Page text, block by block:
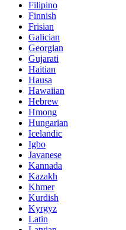
Filipino
Finnish
Frisian
Galician
Georgian
Gujarati
Haitian
Hausa
Hawaiian
Hebrew
Hmong
Hungarian
Icelandic
Igbo
Javanese
Kannada
Kazakh
Khmer
Kurdish
Kyrgyz
Latin